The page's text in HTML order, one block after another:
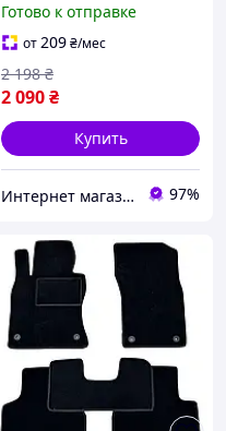
Рено Трафик коврики
Готово к отправке
от209₴/мес
2 090₴
2 198 ₴
Купить
Интернет магазин Avtokovrik.in.ua 97%